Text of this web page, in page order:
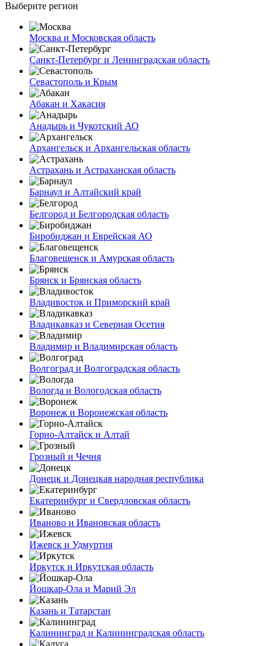
Выберите регион
Москва и Московская область
Санкт-Петербург и Ленинградская область
Севастополь и Крым
Абакан и Хакасия
Анадырь и Чукотский АО
Архангельск и Архангельская область
Астрахань и Астраханская область
Барнаул и Алтайский край
Белгород и Белгородская область
Биробиджан и Еврейская АО
Благовещенск и Амурская область
Брянск и Брянская область
Владивосток и Приморский край
Владикавказ и Северная Осетия
Владимир и Владимирская область
Волгоград и Волгоградская область
Вологда и Вологодская область
Воронеж и Воронежская область
Горно-Алтайск и Алтай
Грозный и Чечня
Донецк и Донецкая народная республика
Екатеринбург и Свердловская область
Иваново и Ивановская область
Ижевск и Удмуртия
Иркутск и Иркутская область
Йошкар-Ола и Марий Эл
Казань и Татарстан
Калининград и Калининградская область